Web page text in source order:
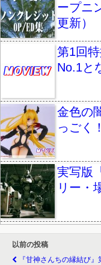
ープニ
更新）
第1回
No.1と
金色の
っごく
実写版
リー・
以前の投稿
『甘神さんちの縁結び』